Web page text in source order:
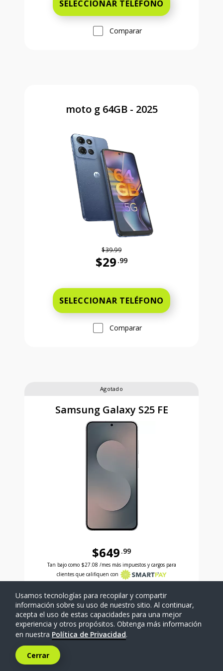
SELECCIONAR TELÉFONO
Comparar
moto g 64GB - 2025
$39.99
$29 .99
SELECCIONAR TELÉFONO
Comparar
Agotado
Samsung Galaxy S25 FE
$649 .99
Antes el precio era 649 dollars and 99 cents
Tan bajo como $27.08 /mes más impuestos y cargos para
clientes que califiquen con
SELECCIONAR TELÉFONO
Comparar
Usamos tecnologías para recopilar y compartir
información sobre su uso de nuestro sitio. Al continuar,
acepta el uso de estas capacidades para una mejor
experiencia y otros propósitos. Obtenga más información
en nuestra Política de Privacidad.
Cerrar